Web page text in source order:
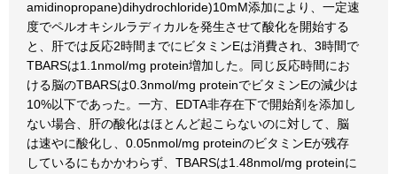
amidinopropane)dihydrochloride)10mM添加により、一定速
度でペルオキシルラディカルを発生させて酸化を開始する
と、肝では反応2時間までにビタミンEは消費され、3時間で
TBARSは1.1nmol/mg protein増加した。同じ反応時間にお
ける脳のTBARSは0.3nmol/mg proteinでビタミンEの減少は
10%以下であった。一方、EDTA非存在下で開始剤を添加し
ない場合、肝の酸化はほとんど起こらないのに対して、脳
は速やに酸化し、0.05nmol/mg proteinのビタミンEが残存
しているにもかかわらず、TBARSは1.48nmol/mg proteinに